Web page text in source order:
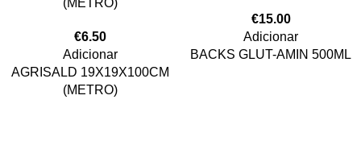
(METRO)
€6.50
Adicionar
AGRISALD 19X19X100CM
(METRO)
€15.00
Adicionar
BACKS GLUT-AMIN 500ML